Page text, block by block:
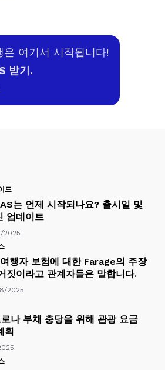
은 여기서 시작됩니다!
받기.
드
는 언제 시작되나요? 출시일 및
업데이트
2025
행자 보험에 대한 Farage의 주장
짓이라고 관계자들은 말합니다.
2025
나 부채 충당을 위해 관광 요금
획